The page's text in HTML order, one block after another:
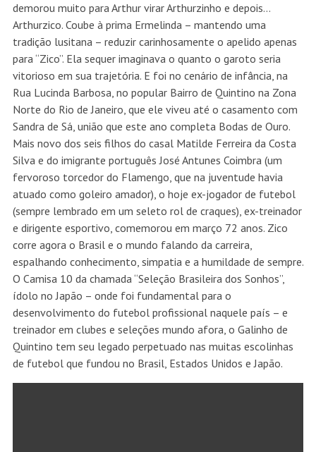
demorou muito para Arthur virar Arthurzinho e depois…
Arthurzico. Coube à prima Ermelinda – mantendo uma
tradição lusitana – reduzir carinhosamente o apelido apenas
para “Zico”. Ela sequer imaginava o quanto o garoto seria
vitorioso em sua trajetória. E foi no cenário de infância, na
Rua Lucinda Barbosa, no popular Bairro de Quintino na Zona
Norte do Rio de Janeiro, que ele viveu até o casamento com
Sandra de Sá, união que este ano completa Bodas de Ouro.
Mais novo dos seis filhos do casal Matilde Ferreira da Costa
Silva e do imigrante português José Antunes Coimbra (um
fervoroso torcedor do Flamengo, que na juventude havia
atuado como goleiro amador), o hoje ex-jogador de futebol
(sempre lembrado em um seleto rol de craques), ex-treinador
e dirigente esportivo, comemorou em março 72 anos. Zico
corre agora o Brasil e o mundo falando da carreira,
espalhando conhecimento, simpatia e a humildade de sempre.
O Camisa 10 da chamada “Seleção Brasileira dos Sonhos”,
ídolo no Japão – onde foi fundamental para o
desenvolvimento do futebol profissional naquele país – e
treinador em clubes e seleções mundo afora, o Galinho de
Quintino tem seu legado perpetuado nas muitas escolinhas
de futebol que fundou no Brasil, Estados Unidos e Japão.